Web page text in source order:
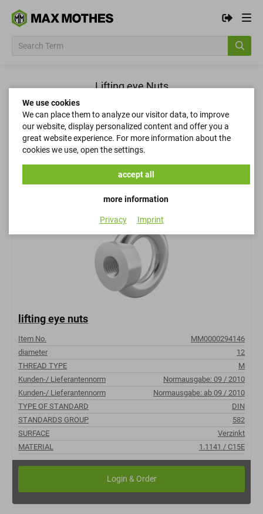
Lifting eye Nuts
Filter
lifting eye nuts
Item No.
MM0000294146
diameter
12
THREAD TYPE
M
Kunden-/ Lieferantennorm
Normausgabe: 09 / 2010
Kunden-/ Lieferantennorm
Normausgabe: ab 09 / 2010
TYPE OF STANDARD
DIN
STANDARDS GROUP
582
SURFACE
Verzinkt
MATERIAL
1.1141 / C15E
We use cookies
We can place them to analyze our visitor data, to improve
our website, display personalized content and offer you a
great website experience. For more information about the
cookies we use, open the settings.
more information
accept all
Privacy Imprint